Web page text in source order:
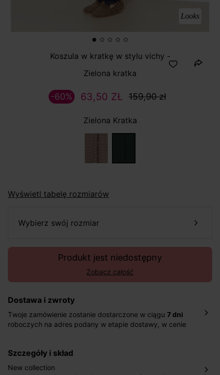
Looks
Koszula w kratkę w stylu vichy -
Zielona kratka
63,50 ZŁ 159,90 zł
-60%
Zielona Kratka
Wyświetl tabelę rozmiarów
wybierz swój rozmiar
Produkt jest niedostępny
Zobacz całość
Dostawa i zwroty
Twoje zamówienie zostanie dostarczone w ciągu 7 dni
roboczych na adres podany w etapie dostawy, w cenie
pośrednictwem DHL Express.
Nowość: Zamówienia dostarczamy w ciągu 4-6 dni
szczegóły i skład
New collection